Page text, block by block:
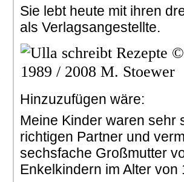
Sie lebt heute mit ihren
als Verlagsangestellte.
Hinzuzufügen wäre:
Meine Kinder waren sehr
richtigen Partner und
sechsfache Großmutter
Enkelkindern im Alter von